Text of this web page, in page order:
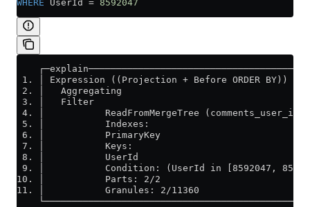
WHERE UserId = 8592047
1. │ Expression ((Projection + Before ORDER BY))
2. │   Aggregating
3. │   Filter
4. │           ReadFromMergeTree
5. │           Indexes:
6. │           PrimaryKey
7. │           Keys:
8. │           UserId
9. │           Condition: (UserId in [8592047,
10. │           Parts: 2/2
11. │           Granules: 2/11360